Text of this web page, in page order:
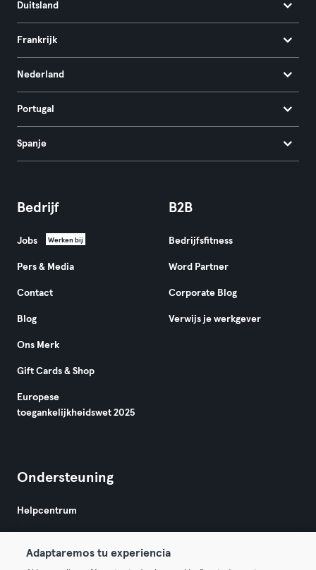
Duitsland
Frankrijk
Nederland
Portugal
Spanje
Bedrijf
Jobs Werken bij
Pers & Media
Contact
Blog
Ons Merk
Gift Cards & Shop
Europese
toegankelijkheidswet 2025
B2B
Bedrijfsfitness
Word Partner
Corporate Blog
Verwijs je werkgever
Ondersteuning
Helpcentrum
Adaptaremos tu experiencia